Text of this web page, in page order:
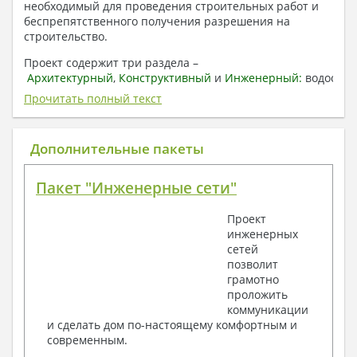
необходимый для проведения строительных работ и
беспрепятственного получения разрешения на
строительство.
Проект содержит три раздела –
Архитектурный, Конструктивный и Инженерный:
отопление, вентиляция, канализация,
электроснабжение (приобретается за дополнительную
плату) + Пояснительная записка.
1. Архитектурный раздел:
План координационных осей
Поэтажные маркировочные планы с
Разрезы и состав конструкций
Фасады с ведомостью внешних отделок
Элементы проемов – спецификация
Ведомость перемычек – сечения и
спецификация
Экспликация полов
Прочитать полный текст
Дополнительные пакеты
Пакет "Инженерные сети"
Проект
инженерных
сетей
позволит
грамотно
проложить
коммуникации
и сделать дом по-настоящему комфортным и
современным.